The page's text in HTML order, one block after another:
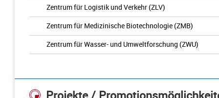
Zentrum für Logistik und Verkehr (ZLV)
Zentrum für Medizinische Biotechnologie (ZMB)
Zentrum für Wasser- und Umweltforschung (ZWU)